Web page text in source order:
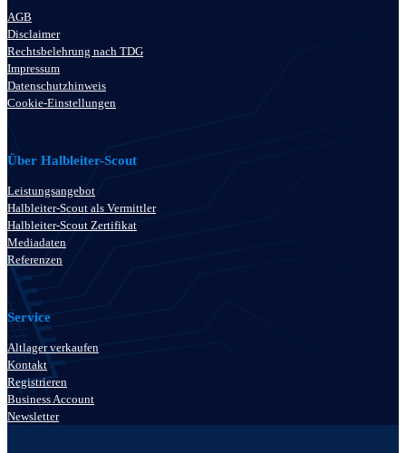
AGB
Disclaimer
Rechtsbelehrung nach TDG
Impressum
Datenschutzhinweis
Cookie-Einstellungen
Über Halbleiter-Scout
Leistungsangebot
Halbleiter-Scout als Vermittler
Halbleiter-Scout Zertifikat
Mediadaten
Referenzen
Service
Altlager verkaufen
Kontakt
Registrieren
Business Account
Newsletter